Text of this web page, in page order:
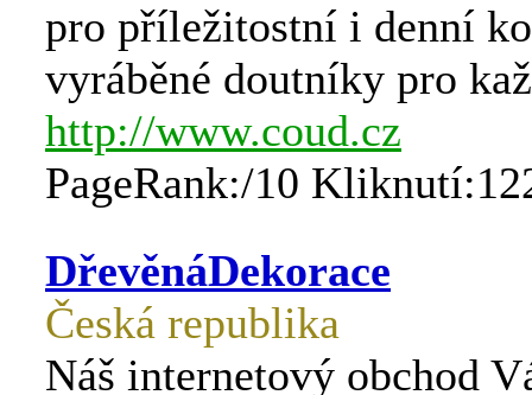
pro příležitostní i denní
vyráběné doutníky pro
http://www.coud.cz
PageRank:/10
DřevěnáDekorace
Česká republika
Náš internetový obchod